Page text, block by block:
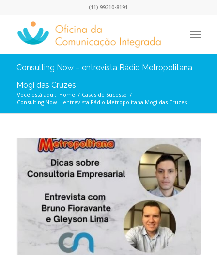
(11) 99210-8191
Consulting Now – entrevista Rádio Metropolitana
Mogi das Cruzes
Você está aqui: Home / Cases de Sucesso /
Consulting Now – entrevista Rádio Metropolitana Mogi das Cruzes